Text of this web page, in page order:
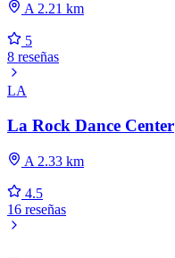
A 2.21 km
5
8 reseñas
LA
La Rock Dance Center
A 2.33 km
4.5
16 reseñas